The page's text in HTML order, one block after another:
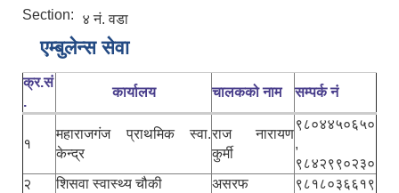
Section:
४ नं. वडा
एम्बुलेन्स सेवा
क्र.सं
.
कार्यालय चालकको नाम सम्पर्क नं
१
महाराजगंज प्राथमिक स्वा.
केन्द्र
राज नारायण
कुर्मी
९८०४४५०६५०
,
९८४२९९०२३०
२
शिसवा स्वास्थ्य चौकी असरफ
९८१८०३६६१९